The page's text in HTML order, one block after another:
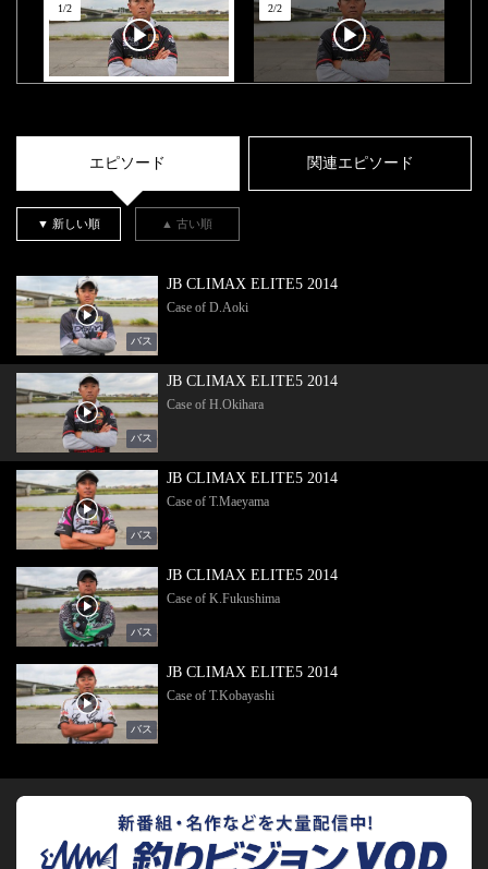
1/2 2/2
エピソード 関連エピソード
▼ 新しい順 ▲ 古い順
バス
JB CLIMAX ELITE5 2014
Case of D.Aoki
バス
JB CLIMAX ELITE5 2014
Case of H.Okihara
バス
JB CLIMAX ELITE5 2014
Case of T.Maeyama
バス
JB CLIMAX ELITE5 2014
Case of K.Fukushima
バス
JB CLIMAX ELITE5 2014
Case of T.Kobayashi